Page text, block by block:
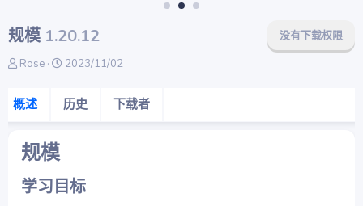
规模 1.20.12
没有下载权限
作
Rose
创
期
2023/11/02
概述 历史 下载者
规模​
学习目标​